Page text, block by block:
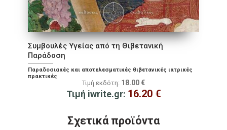
Συμβουλές Υγείας από τη Θιβετανική
Παράδοση
Παραδοσιακές και αποτελεσματικές θιβετανικές ιατρικές
πρακτικές
Τιμή εκδότη: 18.00 €
Τιμή iwrite.gr: 16.20 €
Σχετικά προϊόντα